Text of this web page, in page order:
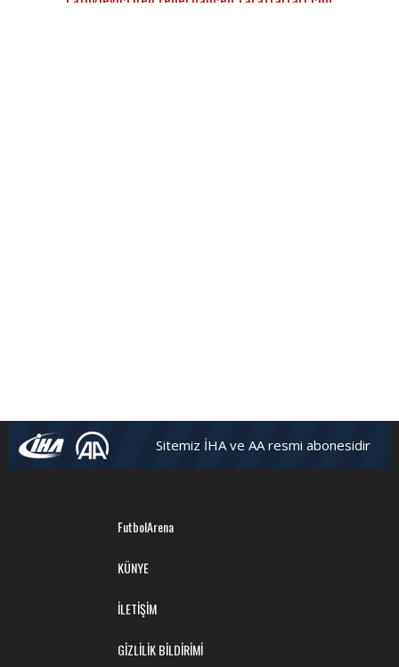
Sitemiz İHA ve AA resmi abonesidir
FutbolArena
KÜNYE
İLETİŞİM
GİZLİLİK BİLDİRİMİ